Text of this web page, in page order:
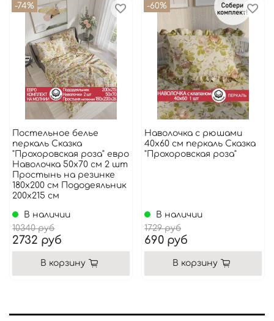
-74%
Постельное белье
перкаль Сказка
"Прохоровская роза" евро
Наволочка 50х70 см 2 шт
Простынь на резинке
180x200 см Пододеяльник
200x215 см
В наличии
10340 руб
2732 руб
В корзину
-60%
Наволочка с рюшами
40х60 см перкаль Сказка
"Прохоровская роза"
В наличии
1729 руб
690 руб
В корзину